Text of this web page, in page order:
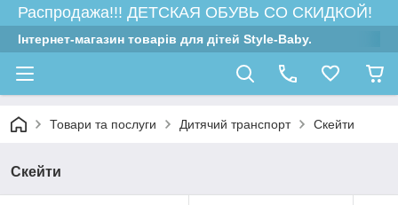
Распродажа!!! ДЕТСКАЯ ОБУВЬ СО СКИДКОЙ!
Інтернет-магазин товарів для дітей Style-Baby.
Товари та послуги Дитячий транспорт Скейти
Скейти